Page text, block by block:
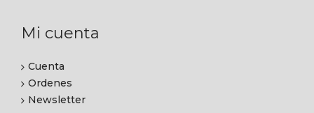
Mi cuenta
Cuenta
Ordenes
Newsletter